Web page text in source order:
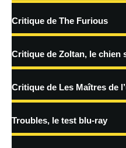
traitées
Critique de The Furious
Critique de Zoltan, le chien
Critique de Les Maîtres de
Troubles, le test blu-ray